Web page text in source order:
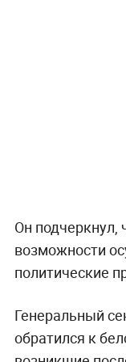
Он подчеркнул,
возможности
политические
Генеральный
обратился к